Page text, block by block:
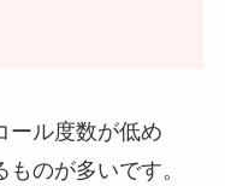
ール度数が低め
のが多いです。